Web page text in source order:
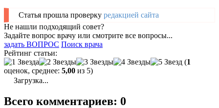
Статья прошла проверку редакцией сайта
Не нашли подходящий совет?
Задайте вопрос врачу или смотрите все вопросы...
задать ВОПРОС Поиск врача
Рейтинг статьи:
(1
оценок, среднее: 5,00 из 5)
Загрузка...
Всего комментариев: 0